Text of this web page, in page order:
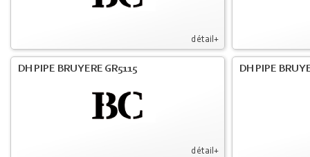
détail+
détail+
DH PIPE BRUYERE GR5115 DH PIPE